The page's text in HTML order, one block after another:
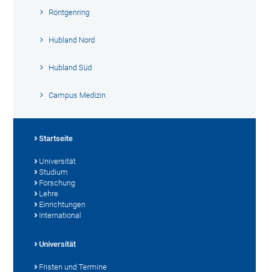
Röntgenring
Hubland Nord
Hubland Süd
Campus Medizin
Startseite
Universität
Studium
Forschung
Lehre
Einrichtungen
International
Universität
Fristen und Termine